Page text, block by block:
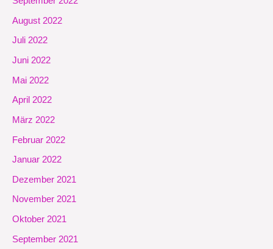
August 2022
Juli 2022
Juni 2022
Mai 2022
April 2022
März 2022
Februar 2022
Januar 2022
Dezember 2021
November 2021
Oktober 2021
September 2021